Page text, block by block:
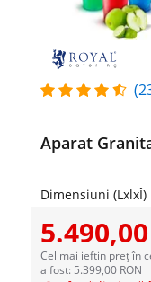
Aparat
Dimensiuni (LxlxÎ)
Cel mai ieftin preț în
a fost: 5.399,00 RON